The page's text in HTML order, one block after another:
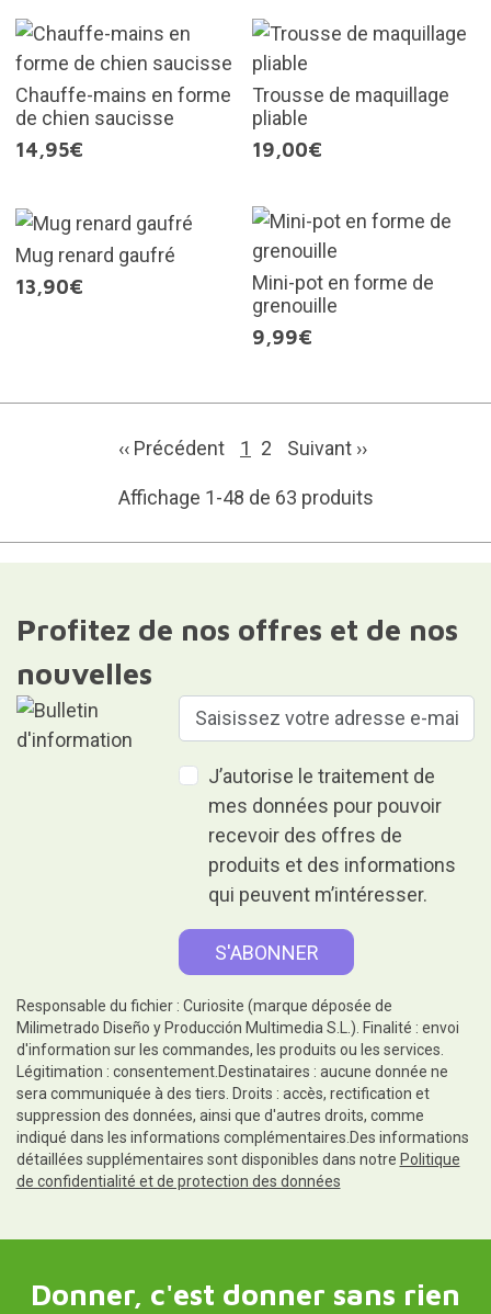
Chauffe-mains en forme
de chien saucisse
14,95€
Trousse de maquillage
pliable
19,00€
Mug renard gaufré
13,90€
Mini-pot en forme de
grenouille
9,99€
‹‹ Précédent 1 2 Suivant ››
Affichage 1-48 de 63 produits
Profitez de nos offres et de nos
nouvelles
J’autorise le traitement de
mes données pour pouvoir
recevoir des offres de
produits et des informations
qui peuvent m’intéresser.
Responsable du fichier : Curiosite (marque déposée de
Milimetrado Diseño y Producción Multimedia S.L.). Finalité : envoi
d'information sur les commandes, les produits ou les services.
Légitimation : consentement.Destinataires : aucune donnée ne
sera communiquée à des tiers. Droits : accès, rectification et
suppression des données, ainsi que d'autres droits, comme
indiqué dans les informations complémentaires.Des informations
détaillées supplémentaires sont disponibles dans notre Politique
de confidentialité et de protection des données
Donner, c'est donner sans rien